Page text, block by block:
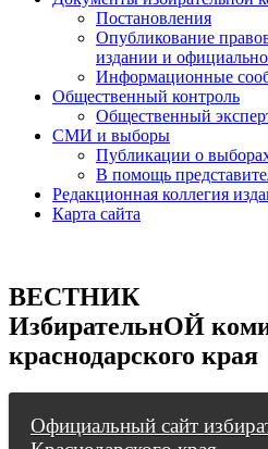
Постановления
Опубликование
издании и
Информационные
Общественный контроль
Общественный
СМИ и выборы
Публикации о
В помощь
Редакционная коллегия
Карта сайта
ВЕСТНИК
ИзбирательнОЙ
краснодарского края
Официальный сайт